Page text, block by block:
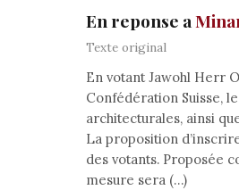
En reponse a
Texte original
En votant Jawohl Herr
Confédération Suisse,
architecturales, ainsi
La proposition
des votants. Proposée
mesure sera (…)